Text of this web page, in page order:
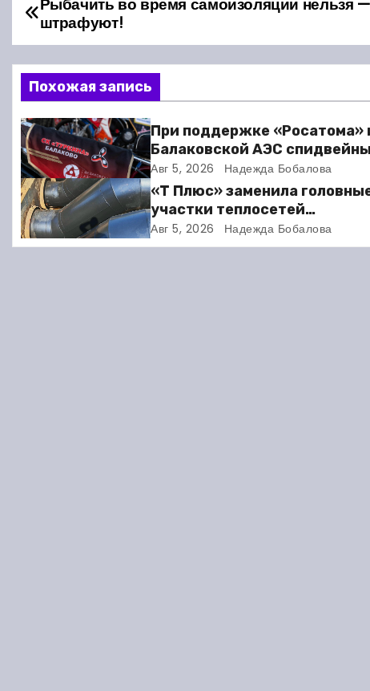
Н
а
в
и
г
а
ц
и
штрафуют!
Похожая запись
При поддержке «Росатома»
Балаковской АЭС
клуб «Турбина» обновил
материально-техническую
базу
Авг 5, 2026 Надежда Бобалова
«Т Плюс» заменила
участки теплосетей
Балаковской ТЭЦ-4 для
надёжного отопления
Авг 5, 2026 Надежда Бобалова